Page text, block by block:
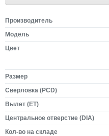
Производитель
Модель
Цвет
Размер
Сверловка (PCD)
Вылет (ET)
Центральное отверстие (DIA)
Кол-во на складе